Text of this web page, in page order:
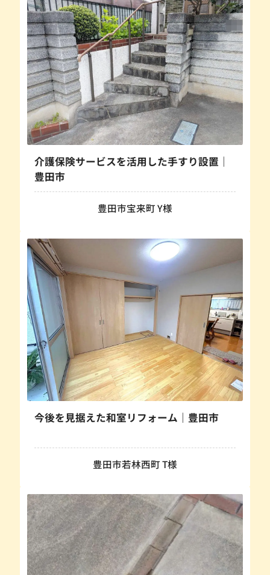
介護保険サービスを活用した手すり設置｜
豊田市
豊田市宝来町 Y様
今後を見据えた和室リフォーム｜豊田市
豊田市若林西町 T様